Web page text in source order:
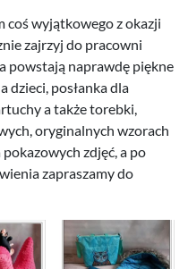
coś wyjątkowego z okazji
zajrzyj do pracowni
powstają naprawdę piękne
dzieci, posłanka dla
a także torebki,
oryginalnych wzorach
zdjęć, a po
zapraszamy do